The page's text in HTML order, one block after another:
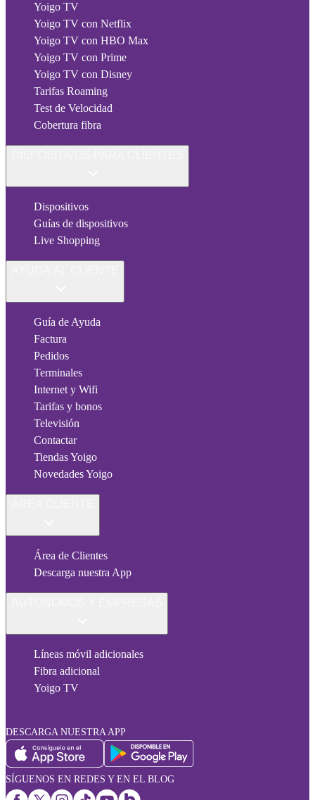
Yoigo TV
Yoigo TV con Netflix
Yoigo TV con HBO Max
Yoigo TV con Prime
Yoigo TV con Disney
Tarifas Roaming
Test de Velocidad
Cobertura fibra
Dispositivos
Guías de dispositivos
Live Shopping
Guía de Ayuda
Factura
Pedidos
Terminales
Internet y Wifi
Tarifas y bonos
Televisión
Contactar
Tiendas Yoigo
Novedades Yoigo
Área de Clientes
Descarga nuestra App
Líneas móvil adicionales
Fibra adicional
Yoigo TV
DESCARGA NUESTRA APP
SÍGUENOS EN REDES Y EN EL BLOG